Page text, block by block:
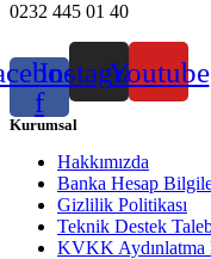
0232 445 01 40
f
InstagramYoutube
Kurumsal
Hakkımızda
Banka Hesap
Gizlilik Politikası
Teknik Destek
KVKK Aydınlatma